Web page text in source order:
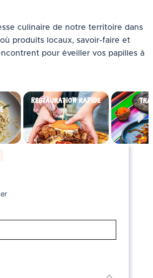
culinaire de notre territoire dans
produits locaux, savoir-faire et
pour éveiller vos papilles à
Restauration rapide